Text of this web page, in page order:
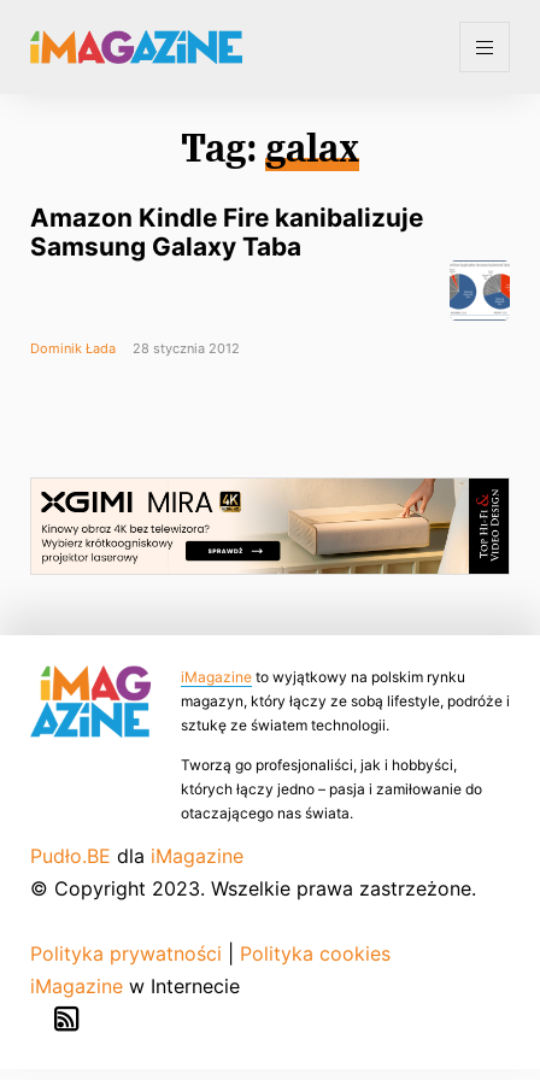
Tag: galax
Amazon Kindle Fire kanibalizuje
Samsung Galaxy Taba
Dominik Łada 28 stycznia 2012
iMagazine to wyjątkowy na polskim rynku
magazyn, który łączy ze sobą lifestyle, podróże i
sztukę ze światem technologii.
Tworzą go profesjonaliści, jak i hobbyści,
których łączy jedno – pasja i zamiłowanie do
otaczającego nas świata.
Pudło.BE dla iMagazine
© Copyright 2023. Wszelkie prawa zastrzeżone.
Polityka prywatności
Polityka cookies
iMagazine w Internecie